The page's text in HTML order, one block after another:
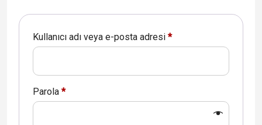
Kullanıcı adı veya e-posta adresi *
Parola *